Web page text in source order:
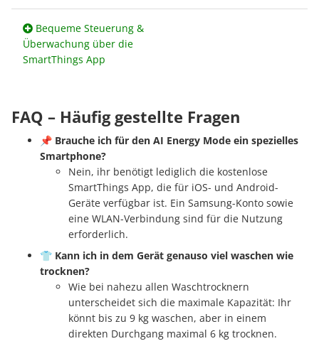
Bequeme Steuerung &
Überwachung über die
SmartThings App
FAQ – Häufig gestellte Fragen
📌 Brauche ich für den AI Energy Mode ein spezielles
Smartphone?
Nein, ihr benötigt lediglich die kostenlose
SmartThings App, die für iOS- und Android-
Geräte verfügbar ist. Ein Samsung-Konto sowie
eine WLAN-Verbindung sind für die Nutzung
erforderlich.
👕 Kann ich in dem Gerät genauso viel waschen wie
trocknen?
Wie bei nahezu allen Waschtrocknern
unterscheidet sich die maximale Kapazität: Ihr
könnt bis zu 9 kg waschen, aber in einem
direkten Durchgang maximal 6 kg trocknen.